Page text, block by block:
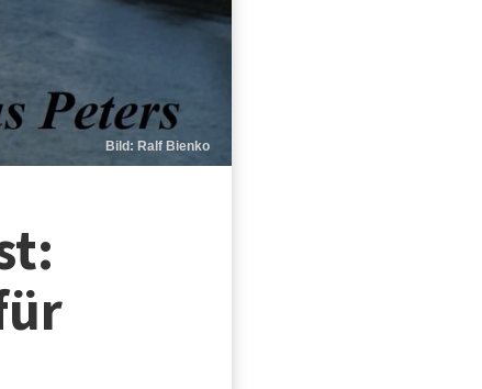
Bild: Ralf Bienko